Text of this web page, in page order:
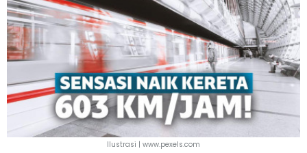
Ilustrasi | www.pexels.com